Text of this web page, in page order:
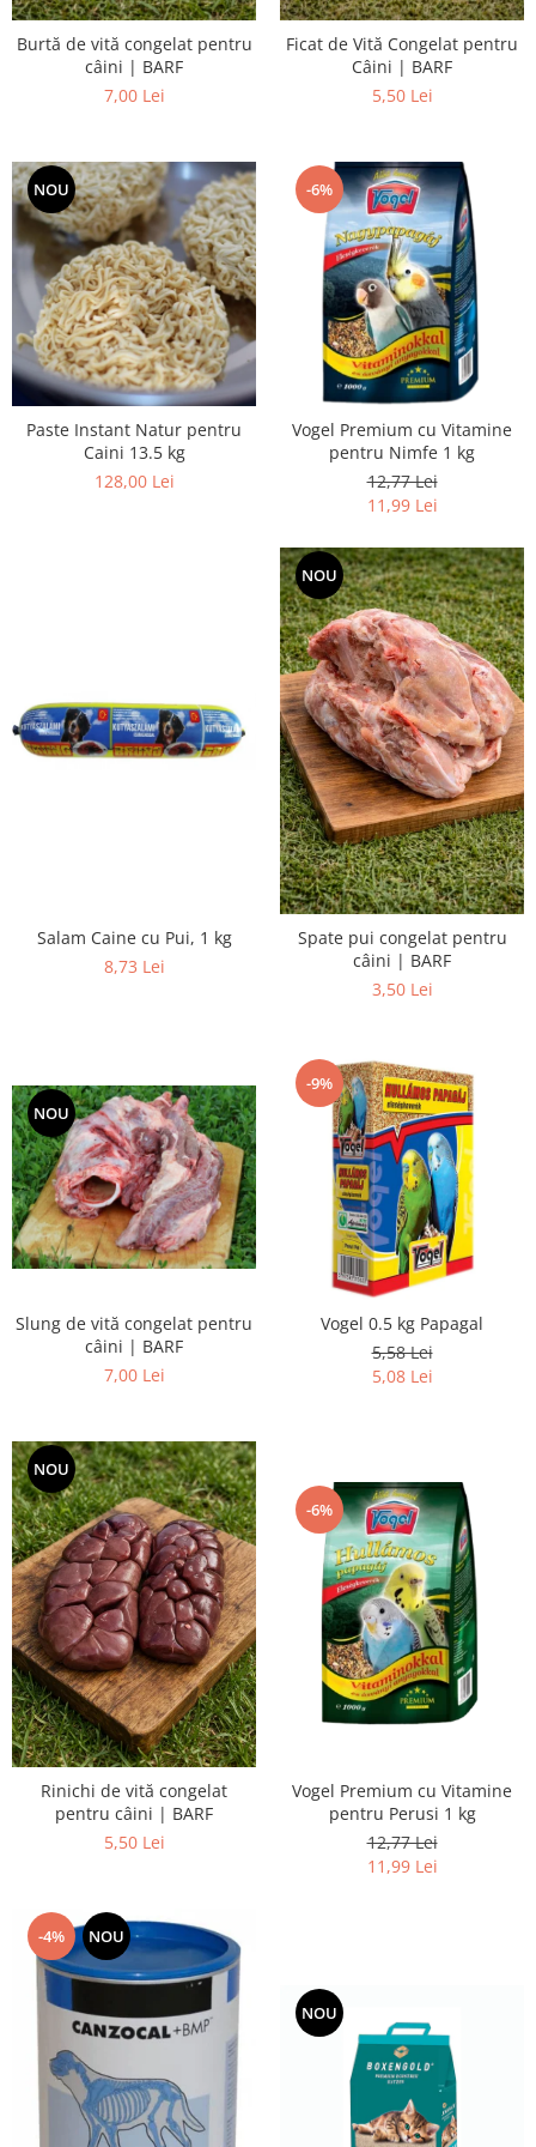
Burtă de vită congelat pentru
câini | BARF
7,00 Lei
Ficat de Vită Congelat pentru
Câini | BARF
5,50 Lei
NOU
Paste Instant Natur pentru
Caini 13.5 kg
128,00 Lei
-6%
Vogel Premium cu Vitamine
pentru Nimfe 1 kg
12,77 Lei
11,99 Lei
Salam Caine cu Pui, 1 kg
8,73 Lei
NOU
Spate pui congelat pentru
câini | BARF
3,50 Lei
NOU
Slung de vită congelat pentru
câini | BARF
7,00 Lei
-9%
Vogel 0.5 kg Papagal
5,58 Lei
5,08 Lei
NOU
Rinichi de vită congelat
pentru câini | BARF
5,50 Lei
-6%
Vogel Premium cu Vitamine
pentru Perusi 1 kg
12,77 Lei
11,99 Lei
-4% NOU
NOU